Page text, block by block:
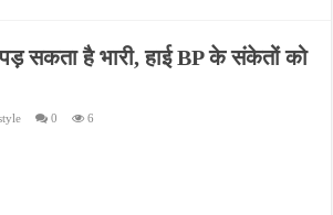
सकता है भारी, हाई BP के संकेतों को
0 6